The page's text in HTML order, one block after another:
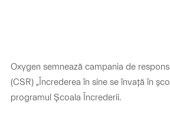
Oxygen semnează campania de
(CSR) „Încrederea în sine se învață în
programul Școala Încrederii.